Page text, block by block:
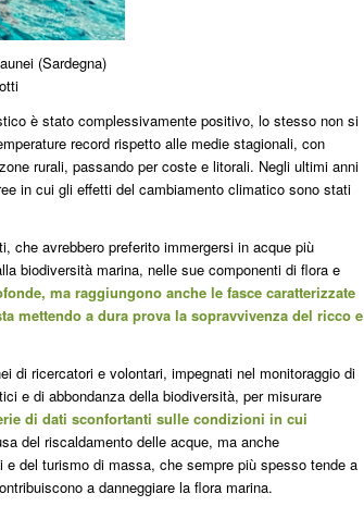
(Sardegna)
è stato complessivamente positivo, lo stesso non si
record rispetto alle medie stagionali, con
rurali, passando per coste e litorali. Negli ultimi anni
in cui gli effetti del cambiamento climatico sono stati
che avrebbero preferito immergersi in acque più
biodiversità marina, nelle sue componenti di flora e
ma raggiungono anche le fasce caratterizzate
mettendo a dura prova la sopravvivenza del ricco e
di ricercatori e volontari, impegnati nel monitoraggio di
e di abbondanza della biodiversità, per misurare
di dati sconfortanti sulle condizioni in cui
del riscaldamento delle acque, ma anche
del turismo di massa, che sempre più spesso tende a
a danneggiare la flora marina.